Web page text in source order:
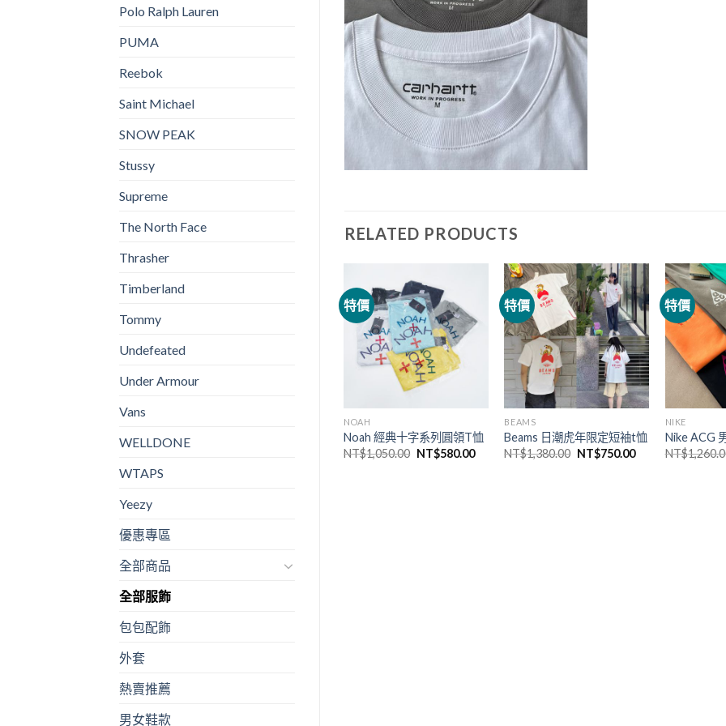
RELATED PRODUCTS
特價
NOAH
Noah 經典十字系列圓領T恤
NT$1,050.00 NT$580.00
特價
BEAMS
Beams 日潮虎年限定短袖t恤
NT$1,380.00 NT$750.00
特價
NIKE
Nike ACG
NT$
550.00
拉夫戰馬短袖短褲休閒套裝
Polo Ralph Lauren
PUMA
Reebok
Saint Michael
SNOW PEAK
Stussy
Supreme
The North Face
Thrasher
Timberland
Tommy
Undefeated
Under Armour
Vans
WELLDONE
WTAPS
Yeezy
優惠專區
全部商品
全部服飾
包包配飾
外套
熱賣推薦
男女鞋款